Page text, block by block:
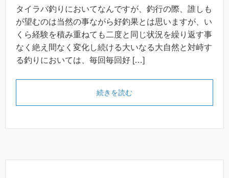
タイラバ釣りにおいてなんですが、釣行の際、誰しも
が望むのは当然の事ながら好釣果とは思いますが、い
くら経験を積み重ねても二度と同じ状況を繰り返す事
なく絶え間なく変化し続ける大いなる大自然と対峙す
る釣りにおいては、毎回毎回好 […]
続きを読む